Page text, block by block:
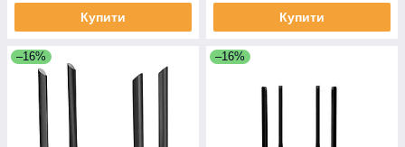
Купити Купити
–16% –16%